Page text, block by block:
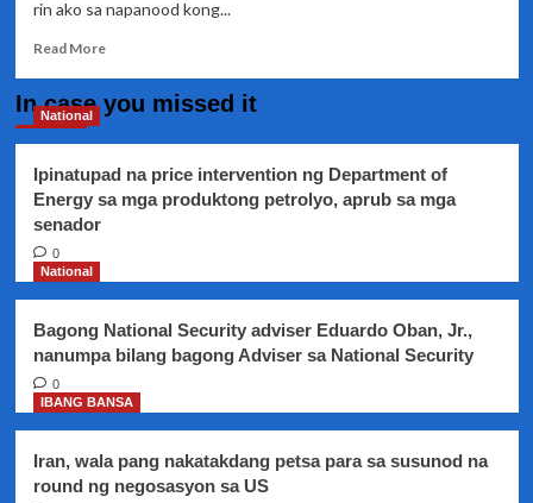
rin ako sa napanood kong...
Read MoreRead
Kahit
Ang
Hair
In case you missed it
National
Ipinatupad na price intervention ng Department of
Energy sa mga produktong petrolyo, aprub sa mga
senador
0
National
Bagong National Security adviser Eduardo Oban, Jr.,
nanumpa bilang bagong Adviser sa National Security
0
IBANG BANSA
Iran, wala pang nakatakdang petsa para sa susunod na
round ng negosasyon sa US